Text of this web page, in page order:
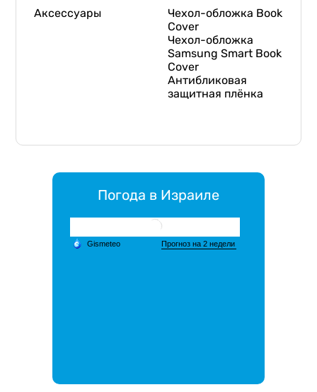
Аксессуары
Чехол-обложка Book
Cover
Чехол-обложка
Samsung Smart Book
Cover
Антибликовая
защитная плёнка
Погода в Израиле